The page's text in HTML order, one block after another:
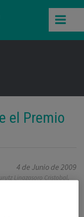
el Premio
4 de Junio de 2009
Linazasoro Cristobal,
Centro de